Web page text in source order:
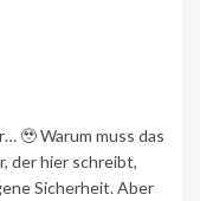
🥹 Warum muss das
der hier schreibt,
Sicherheit. Aber